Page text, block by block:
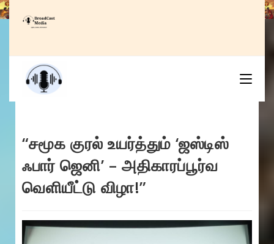
Skip
to
“சமூக குரல் உயர்த்தும் ‘ஜஸ்டிஸ்
ஃபார் ஜெனி’ – அதிகாரப்பூர்வ
வெளியீட்டு விழா!”